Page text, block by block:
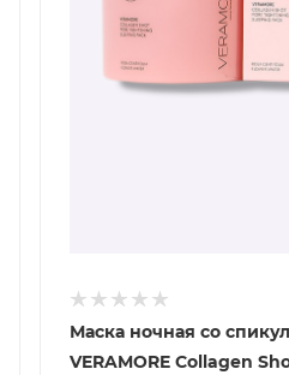
Маска ночная со
VERAMORE Collagen